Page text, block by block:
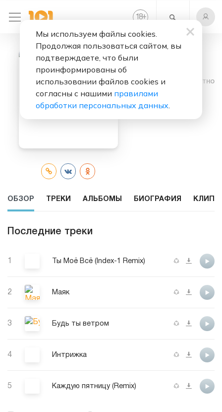
18+
Слушать бесплатно
Bahh Tee
ОБЗОР ТРЕКИ АЛЬБОМЫ БИОГРАФИЯ КЛИПЫ
Последние треки
Ты Моё Всё (Index-1 Remix)
2 Маяк
3 Будь ты ветром
4 Интрижка
5 Каждую пятницу (Remix)
Мы используем файлы cookies.
Продолжая пользоваться сайтом, вы
подтверждаете, что были
проинформированы об
использовании файлов cookies и
согласны с нашими правилами
обработки персональных данных.